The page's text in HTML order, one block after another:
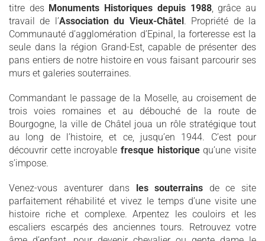
titre des Monuments Historiques depuis 1988, grâce au
travail de l’Association du Vieux-Châtel. Propriété de la
Communauté d’agglomération d’Epinal, la forteresse est la
seule dans la région Grand-Est, capable de présenter des
pans entiers de notre histoire en vous faisant parcourir ses
murs et galeries souterraines.
Commandant le passage de la Moselle, au croisement de
trois voies romaines et au débouché de la route de
Bourgogne, la ville de Châtel joua un rôle stratégique tout
au long de l’histoire, et ce, jusqu’en 1944. C’est pour
découvrir cette incroyable fresque historiquequ’une visite
s’impose.
Venez-vous aventurer dans les souterrains de ce site
parfaitement réhabilité et vivez le temps d’une visite une
histoire riche et complexe. Arpentez les couloirs et les
escaliers escarpés des anciennes tours. Retrouvez votre